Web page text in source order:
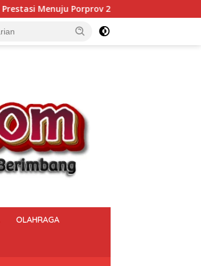
Berantas Narkoba hingga Pelosok Desa,
OLAHRAGA